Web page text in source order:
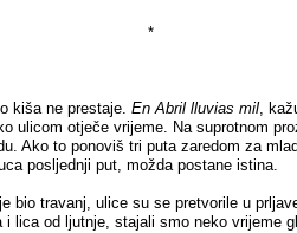
*
ne prestaje. En Abril lluvias mil,
ulicom otječe vrijeme. Na suprotnom
Ako to ponoviš tri puta zaredom za
posljednji put, možda postane istina.
travanj, ulice su se pretvorile u
i lica od ljutnje, stajali smo neko vrijeme